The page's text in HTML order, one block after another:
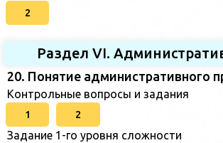
2
Раздел VI.
20. Понятие административного
Контрольные вопросы и задания
1 2
Задание 1-го уровня сложности